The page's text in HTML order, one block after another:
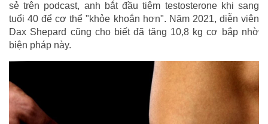
sẻ trên podcast, anh bắt đầu tiêm testosterone khi sang
tuổi 40 để cơ thể "khỏe khoắn hơn". Năm 2021, diễn viên
Dax Shepard cũng cho biết đã tăng 10,8 kg cơ bắp nhờ
biện pháp này.